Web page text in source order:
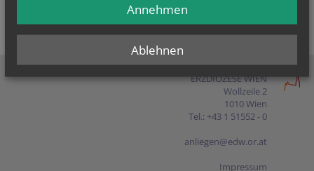
ERZDIÖZESE WIEN
Wollzeile 2
1010 Wien
Tel.: +43 1 51552 - 0
anliegen@edw.or.at
Impressum
Ablehnen
Annehmen